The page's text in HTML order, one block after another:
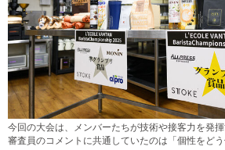
今回の大会は、メンバーたちが技術や接客力を発
審査員のコメントに共通していたのは「個性をどう